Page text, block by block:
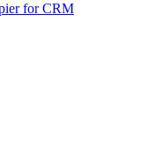
for CRM